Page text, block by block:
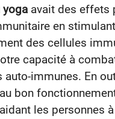
yoga avait des effets
en
des cellules
capacité à
auto-immunes. En
bon
les personnes